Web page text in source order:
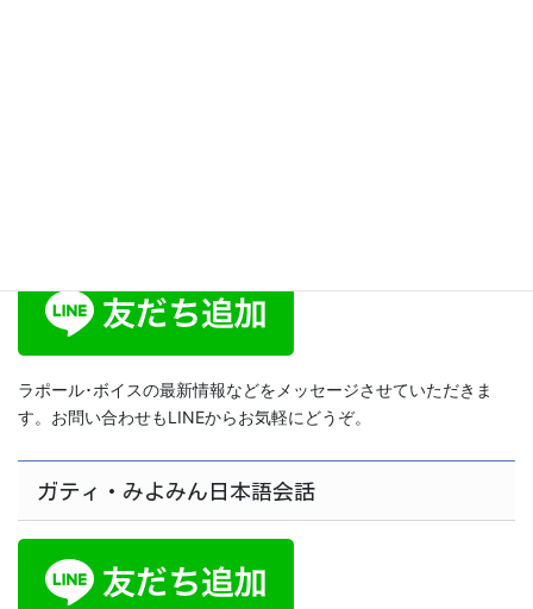
ラポール･ボイスの最新情報などをメッセージさせていただきま
す。お問い合わせもLINEからお気軽にどうぞ。
ガティ・みよみん日本語会話